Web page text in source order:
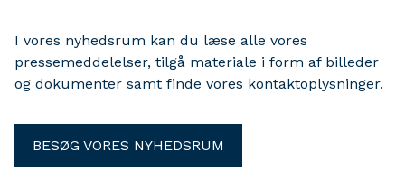
I vores nyhedsrum kan du læse alle vores
pressemeddelelser, tilgå materiale i form af billeder
og dokumenter samt finde vores kontaktoplysninger.
BESØG VORES NYHEDSRUM